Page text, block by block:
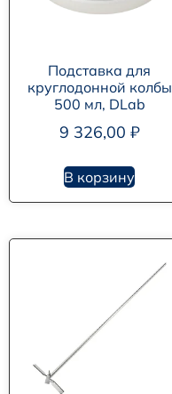
Подставка для
круглодонной колбы
500 мл, DLab
9 326,00 ₽
В корзину